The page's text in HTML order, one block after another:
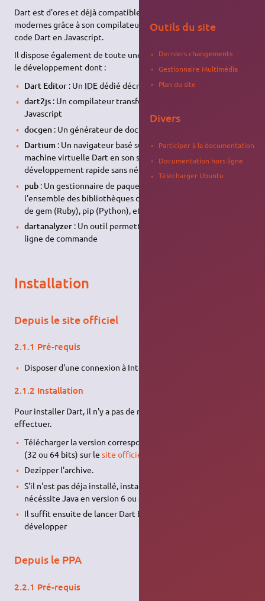
Dart est d'ores et déjà compatible avec tous les navigateurs
modernes grâce à son compilateur dart2js, transformant le
code Dart en Javascript.
Il dispose également de toute une panoplie d'outils facilitant
le développement dont :
Dart Editor: Un IDEdédié décrit comme léger mais puissant
dart2js: Un compilateur transformant le code Dart en
Javascript
docgen: Un générateur de documentation
Dartium: Un navigateur basé sur Chromium disposant de la
machine virtuelle Dart en son sein, permettant un
développement rapide sans nécessiter de compilation
pub: Un gestionnaire de paquets donnant accès à
l'ensemble des bibliothèques codées en Dart, à la manière
de gem (Ruby), pip (Python), etc…
dartanalyzer: Un outil permettant d'analyser son code en
ligne de commande
Installation
Depuis le site officiel
2.1.1 Pré-requis
Disposer d'une connexion à Internet configurée et activée.
2.1.2 Installation
Pour installer Dart, il n'y a pas de manipulation spéciale à
effectuer.
Télécharger la version correspondant à votre architecture
(32 ou 64 bits) sur le site officiel
Dezipper l'archive.
S'il n'est pas déja installé, installer
nécéssite Java en version 6 ou supérieure.
Il suffit ensuite de lancer Dart Editor et de commencer à
développer
Depuis le PPA
2.2.1 Pré-requis
Outils du site
Derniers changements
Gestionnaire Multimédia
Plan du site
Divers
Participer à la documentation
Documentation hors ligne
Télécharger Ubuntu